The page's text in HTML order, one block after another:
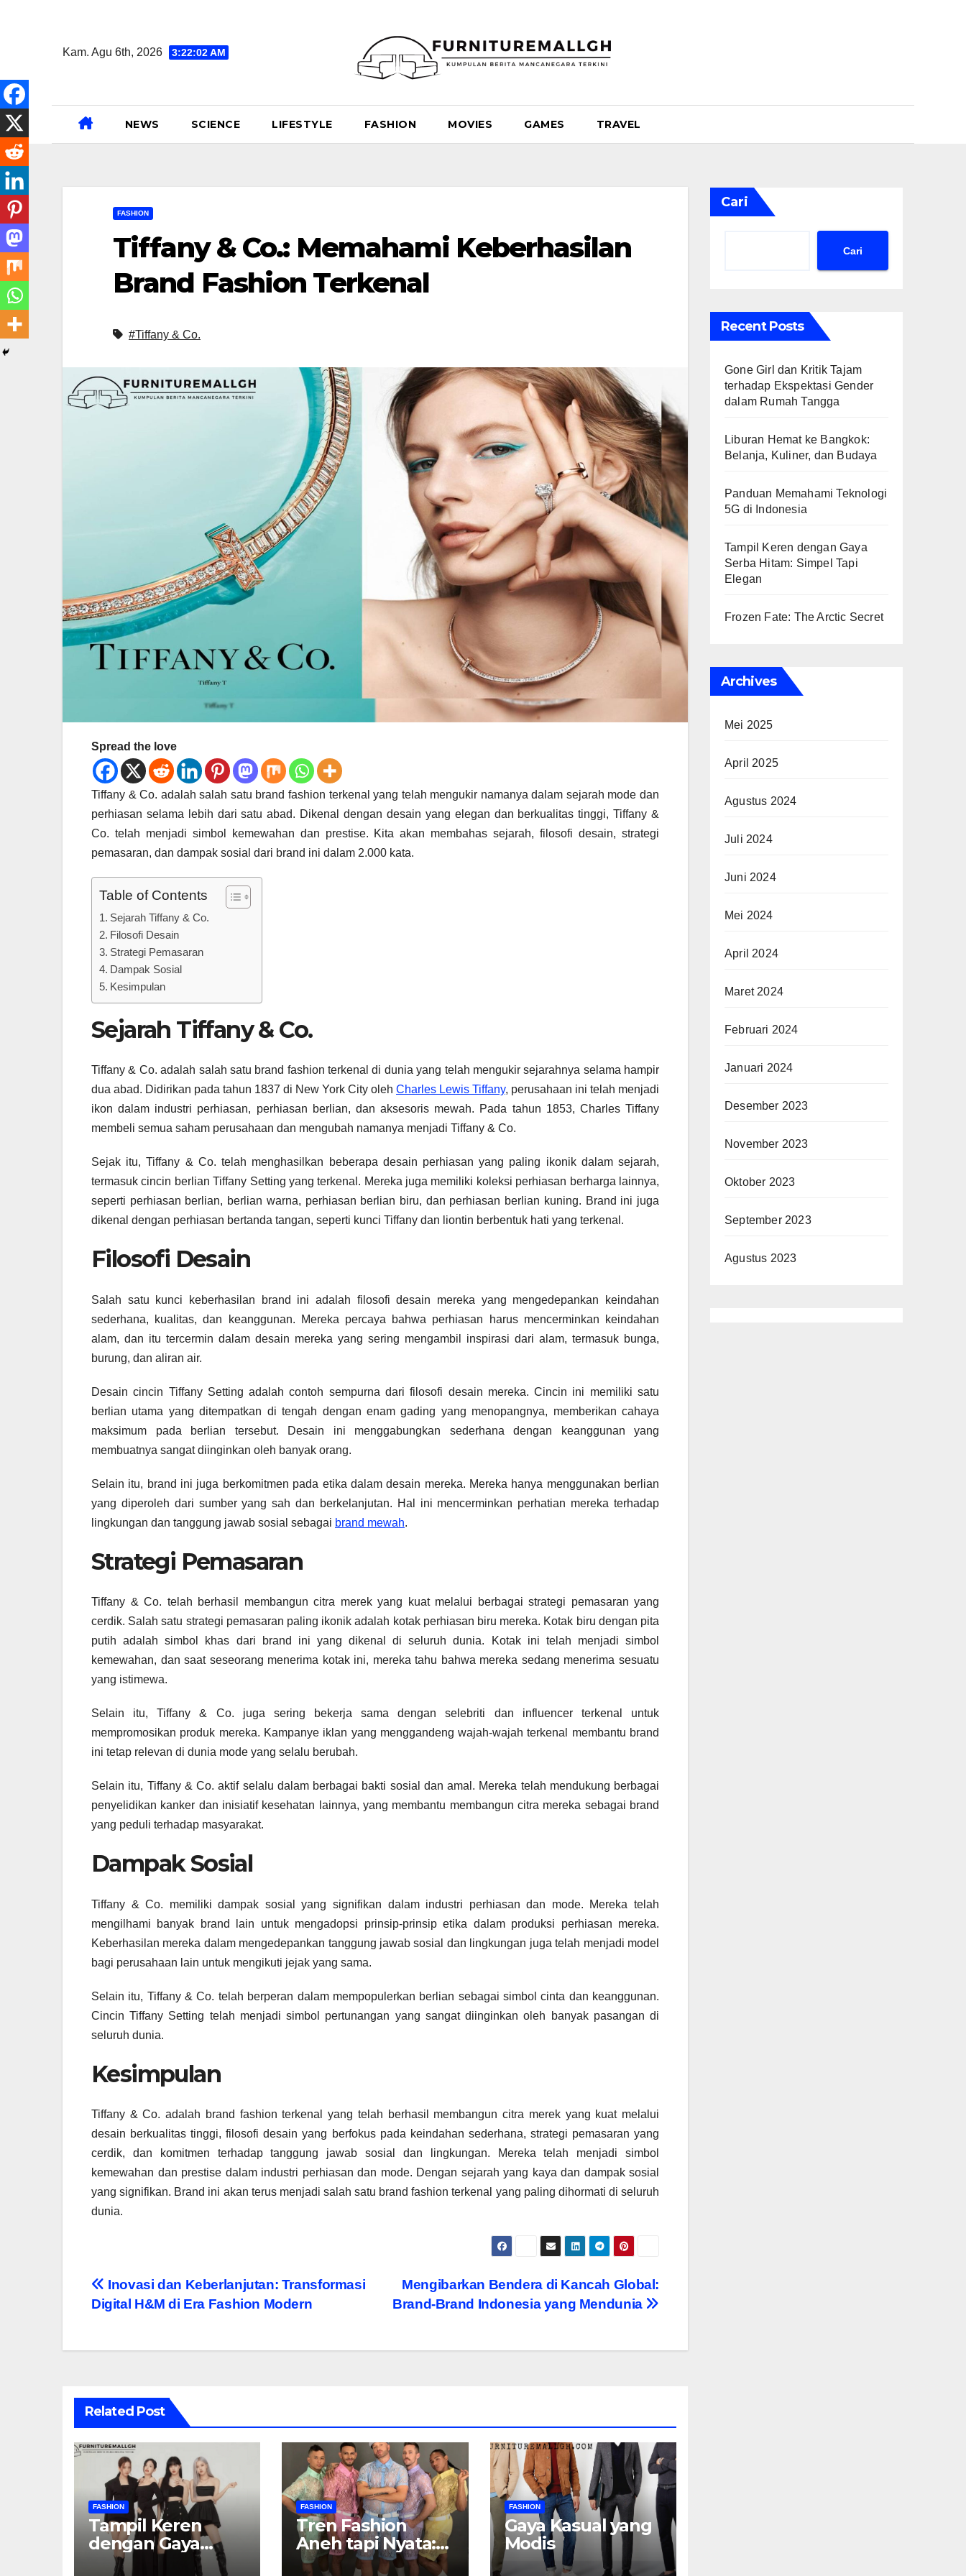
Kam. Agu 6th, 2026 3:22:03 AM
NEWS SCIENCE LIFESTYLE FASHION MOVIES GAMES TRAVEL
FASHION
Tiffany & Co.: Memahami Keberhasilan
Brand Fashion Terkenal
#Tiffany & Co.
Spread the love
Tiffany & Co. adalah salah satu brand fashion terkenal yang telah mengukir namanya dalam sejarah mode dan
perhiasan selama lebih dari satu abad. Dikenal dengan desain yang elegan dan berkualitas tinggi, Tiffany &
Co. telah menjadi simbol kemewahan dan prestise. Kita akan membahas sejarah, filosofi desain, strategi
pemasaran, dan dampak sosial dari brand ini dalam 2.000 kata.
Table of Contents
Sejarah Tiffany & Co.
Filosofi Desain
Strategi Pemasaran
Dampak Sosial
Kesimpulan
Sejarah Tiffany & Co.
Tiffany & Co. adalah salah satu brand fashion terkenal di dunia yang telah mengukir sejarahnya selama hampir
dua abad. Didirikan pada tahun 1837 di New York City oleh Charles Lewis Tiffany, perusahaan ini telah menjadi
ikon dalam industri perhiasan, perhiasan berlian, dan aksesoris mewah. Pada tahun 1853, Charles Tiffany
membeli semua saham perusahaan dan mengubah namanya menjadi Tiffany & Co.
Sejak itu, Tiffany & Co. telah menghasilkan beberapa desain perhiasan yang paling ikonik dalam sejarah,
termasuk cincin berlian Tiffany Setting yang terkenal. Mereka juga memiliki koleksi perhiasan berharga lainnya,
seperti perhiasan berlian, berlian warna, perhiasan berlian biru, dan perhiasan berlian kuning. Brand ini juga
dikenal dengan perhiasan bertanda tangan, seperti kunci Tiffany dan liontin berbentuk hati yang terkenal.
Filosofi Desain
Salah satu kunci keberhasilan brand ini adalah filosofi desain mereka yang mengedepankan keindahan
sederhana, kualitas, dan keanggunan. Mereka percaya bahwa perhiasan harus mencerminkan keindahan
alam, dan itu tercermin dalam desain mereka yang sering mengambil inspirasi dari alam, termasuk bunga,
burung, dan aliran air.
Desain cincin Tiffany Setting adalah contoh sempurna dari filosofi desain mereka. Cincin ini memiliki satu
berlian utama yang ditempatkan di tengah dengan enam gading yang menopangnya, memberikan cahaya
maksimum pada berlian tersebut. Desain ini menggabungkan sederhana dengan keanggunan yang
membuatnya sangat diinginkan oleh banyak orang.
Selain itu, brand ini juga berkomitmen pada etika dalam desain mereka. Mereka hanya menggunakan berlian
yang diperoleh dari sumber yang sah dan berkelanjutan. Hal ini mencerminkan perhatian mereka terhadap
lingkungan dan tanggung jawab sosial sebagai brand mewah.
Strategi Pemasaran
Tiffany & Co. telah berhasil membangun citra merek yang kuat melalui berbagai strategi pemasaran yang
cerdik. Salah satu strategi pemasaran paling ikonik adalah kotak perhiasan biru mereka. Kotak biru dengan pita
putih adalah simbol khas dari brand ini yang dikenal di seluruh dunia. Kotak ini telah menjadi simbol
kemewahan, dan saat seseorang menerima kotak ini, mereka tahu bahwa mereka sedang menerima sesuatu
yang istimewa.
Selain itu, Tiffany & Co. juga sering bekerja sama dengan selebriti dan influencer terkenal untuk
mempromosikan produk mereka. Kampanye iklan yang menggandeng wajah-wajah terkenal membantu brand
ini tetap relevan di dunia mode yang selalu berubah.
Selain itu, Tiffany & Co. aktif selalu dalam berbagai bakti sosial dan amal. Mereka telah mendukung berbagai
penyelidikan kanker dan inisiatif kesehatan lainnya, yang membantu membangun citra mereka sebagai brand
yang peduli terhadap masyarakat.
Dampak Sosial
Tiffany & Co. memiliki dampak sosial yang signifikan dalam industri perhiasan dan mode. Mereka telah
mengilhami banyak brand lain untuk mengadopsi prinsip-prinsip etika dalam produksi perhiasan mereka.
Keberhasilan mereka dalam mengedepankan tanggung jawab sosial dan lingkungan juga telah menjadi model
bagi perusahaan lain untuk mengikuti jejak yang sama.
Selain itu, Tiffany & Co. telah berperan dalam mempopulerkan berlian sebagai simbol cinta dan keanggunan.
Cincin Tiffany Setting telah menjadi simbol pertunangan yang sangat diinginkan oleh banyak pasangan di
seluruh dunia.
Kesimpulan
Tiffany & Co. adalah brand fashion terkenal yang telah berhasil membangun citra merek yang kuat melalui
desain berkualitas tinggi, filosofi desain yang berfokus pada keindahan sederhana, strategi pemasaran yang
cerdik, dan komitmen terhadap tanggung jawab sosial dan lingkungan. Mereka telah menjadi simbol
kemewahan dan prestise dalam industri perhiasan dan mode. Dengan sejarah yang kaya dan dampak sosial
yang signifikan. Brand ini akan terus menjadi salah satu brand fashion terkenal yang paling dihormati di seluruh
dunia.
Navigasi
pos
Mengibarkan Bendera di Kancah Global:
Brand-Brand Indonesia yang Mendunia
Inovasi dan Keberlanjutan: Transformasi
Digital H&M di Era Fashion Modern
Related Post
FASHION
Tampil Keren
dengan Gaya
Serba Hitam:
FASHION
Tren Fashion
Aneh tapi Nyata:
Ketika Busana
FASHION
Gaya Kasual yang
Modis
Cari
Cari
Recent Posts
Gone Girl dan Kritik Tajam
terhadap Ekspektasi Gender
dalam Rumah Tangga
Liburan Hemat ke Bangkok:
Belanja, Kuliner, dan Budaya
Panduan Memahami Teknologi
5G di Indonesia
Tampil Keren dengan Gaya
Serba Hitam: Simpel Tapi
Elegan
Frozen Fate: The Arctic Secret
Archives
Mei 2025
April 2025
Agustus 2024
Juli 2024
Juni 2024
Mei 2024
April 2024
Maret 2024
Februari 2024
Januari 2024
Desember 2023
November 2023
Oktober 2023
September 2023
Agustus 2023